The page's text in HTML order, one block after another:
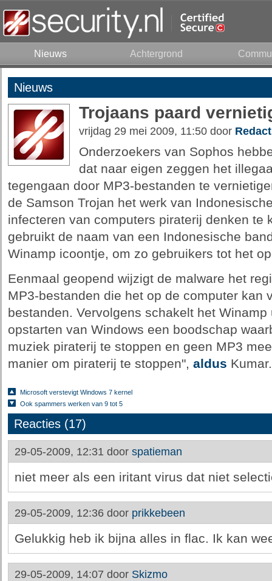
Nieuws Achtergrond
Nieuws
Trojaans paard
vrijdag 29 mei 2009, 11:50 door
Onderzoekers van Sophos
dat naar eigen zeggen het
tegengaan door MP3-bestanden te
de Samson Trojan het werk van
infecteren van computers piraterij denken te
gebruikt de naam van een Indonesische
Winamp icoontje, om zo gebruikers tot het
Eenmaal geopend wijzigt de malware het
MP3-bestanden die het op de computer kan
bestanden. Vervolgens schakelt het
opstarten van Windows een boodschap
muziek piraterij te stoppen en geen MP3
manier om piraterij te stoppen", aldus Kumar.
Microsoft verstevigt Windows 7 kernel
Ook spammers werken van 9 tot 5
Reacties (17)
29-05-2009, 12:31 door spatieman
niet meer als een iritant virus dat niet
29-05-2009, 12:36 door prikkebeen
Gelukkig heb ik bijna alles in flac. Ik kan
29-05-2009, 14:07 door Skizmo